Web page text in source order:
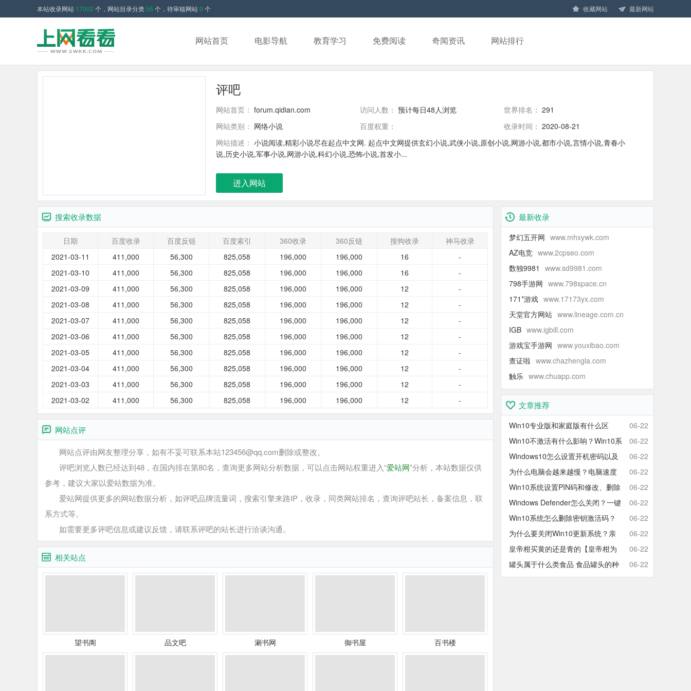
本站收录网站 17002 个，网站目录分类56 个，待审核网站0 个 收藏网站 最新网站
网站首页 电影导航 教育学习 免费阅读 奇闻资讯 网站排行
评吧
网站首页： forum.qidian.com 访问人数： 预计每日48人浏览 世界排名： 291
网站类别： 网络小说 百度权重： 收录时间： 2020-08-21
网站描述： 小说阅读,精彩小说尽在起点中文网. 起点中文网提供玄幻小说,武侠小说,原创小说,网游小说,都市小说,言情小说,青春小
说,历史小说,军事小说,网游小说,科幻小说,恐怖小说,首发小...
进入网站
搜索收录数据
日期 百度收录 百度反链 百度索引 360收录 360反链 搜狗收录
神马收录
2021-03-11
411,000 56,300 825,058 196,000 196,000 16
-
2021-03-10
411,000 56,300 825,058 196,000 196,000 16
-
2021-03-09
411,000 56,300 825,058 196,000 196,000 12
-
2021-03-08
411,000 56,300 825,058 196,000 196,000 12
-
2021-03-07
411,000 56,300 825,058 196,000 196,000 12
-
2021-03-06
411,000 56,300 825,058 196,000 196,000 12
-
2021-03-05
411,000 56,300 825,058 196,000 196,000 12
-
2021-03-04
411,000 56,300 825,058 196,000 196,000 12
-
2021-03-03
411,000 56,300 825,058 196,000 196,000 12
-
2021-03-02
411,000 56,300 825,058 196,000 196,000 12 -
网站点评
网站点评由网友整理分享，如有不妥可联系本站123456@qq.com删除或整改。
评吧浏览人数已经达到48，在国内排在第80名，查询更多网站分析数据，可以点击网站权重进入“爱站网”分析，本站数据仅供
参考，建议大家以爱站数据为准。
爱站网提供更多的网站数据分析，如评吧品牌流量词，搜索引擎来路IP，收录，同类网站排名，查询评吧站长，备案信息，联
系方式等。
如需要更多评吧信息或建议反馈，请联系评吧的站长进行洽谈沟通。
相关站点
望书阁 品文吧 涮书网 御书屋 百书楼
最新收录
梦幻五开网 www.mhxywk.com
AZ电竞 www.2cpseo.com
数独9981
www.sd9981.com
798手游网 www.798space.cn
171*游戏 www.17173yx.com
天堂官方网站 www.lineage.com.cn
IGB www.igbill.com
游戏宝手游网 www.youxibao.com
查证啦 www.chazhengla.com
触乐 www.chuapp.com
文章推荐
Win10专业版和家庭版有什么区
别？Win10家庭版和专业版区别对
比
06-22
Win10不激活有什么影响？Win10系
统不激活可以使用吗？会卡吗？
06-22
Windows10怎么设置开机密码以及
取消开机密码的方法
06-22
为什么电脑会越来越慢？电脑速度
慢的原因分析及终极解决方法
06-22
Win10系统设置PIN码和修改、删除
取消PIN码的方法
06-22
Windows Defender怎么关闭？一键
彻底关闭Windows Defender方法
06-22
Win10系统怎么删除密钥激活码？
Win10卸载激活密钥的操作方法
06-22
为什么要关闭Win10更新系统？亲
测有效的Win10关闭自动更新方法
06-22
皇帝柑买黄的还是青的【皇帝柑为
什么青的还那么甜】
06-22
罐头属于什么类食品 食品罐头的种
类有哪些
06-22